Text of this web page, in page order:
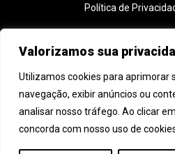
Valorizamos sua
Utilizamos cookies para aprimorar
navegação, exibir anúncios ou
analisar nosso tráfego. Ao clicar
concorda com nosso uso de
Política de
Cadastre seu e-mail e receba